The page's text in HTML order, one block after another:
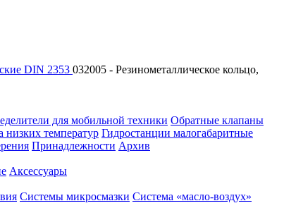
DIN 2353 032005 - Резинометаллическое кольцо,
для мобильной техники Обратные клапаны
низких температур Гидростанции малогабаритные
Принадлежности Архив
Аксессуары
Системы микросмазки Система «масло-воздух»